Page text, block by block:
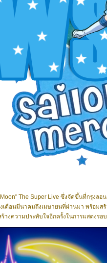
The Super Live ซึ่งจัดขึ้นที่กรุงล
เดือนมีนาคมถึงเมษายนที่ผ่านมา พร้อมส
างความประทับใจอีกครั้งในการแสดงร